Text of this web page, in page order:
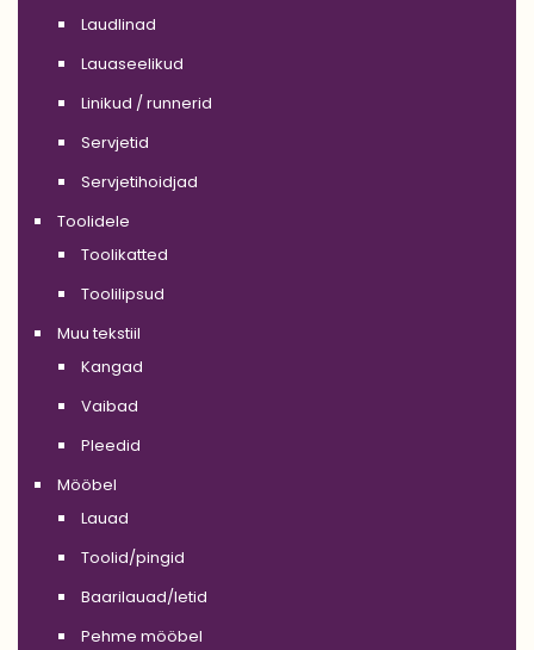
Laudlinad
Lauaseelikud
Linikud / runnerid
Servjetid
Servjetihoidjad
Toolidele
Toolikatted
Toolilipsud
Muu tekstiil
Kangad
Vaibad
Pleedid
Mööbel
Lauad
Toolid/pingid
Baarilauad/letid
Pehme mööbel